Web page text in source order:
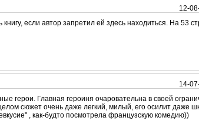
12-
если автор запретил ей здесь находиться. На 53
14-
герои. Главная героиня очаровательна в своей
сюжет очень даже легкий, милый, его осилит даже
, как-будто посмотрела французскую комедию))